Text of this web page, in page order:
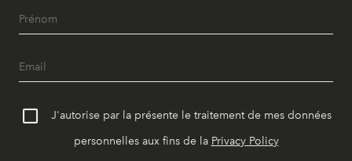
J'autorise par la présente le traitement de mes données
personnelles aux fins de la Privacy Policy